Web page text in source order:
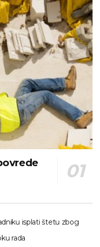
isplati štetu zbog
rada